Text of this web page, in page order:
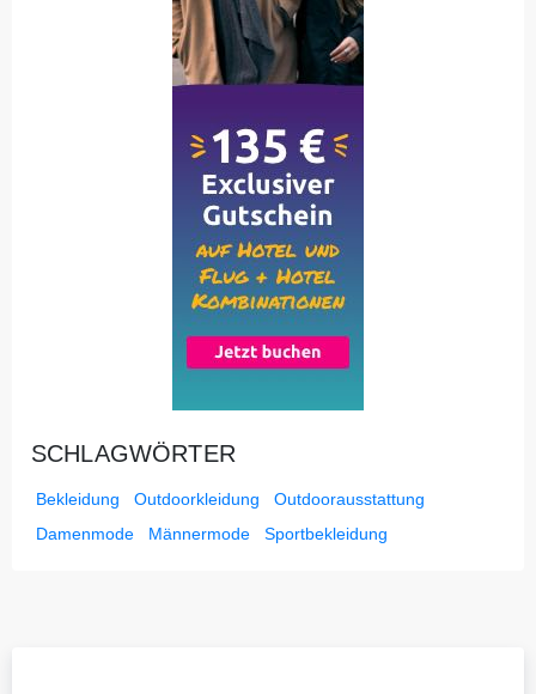
SCHLAGWÖRTER
Bekleidung Outdoorkleidung
Outdoorausstattung
Damenmode
Männermode Sportbekleidung